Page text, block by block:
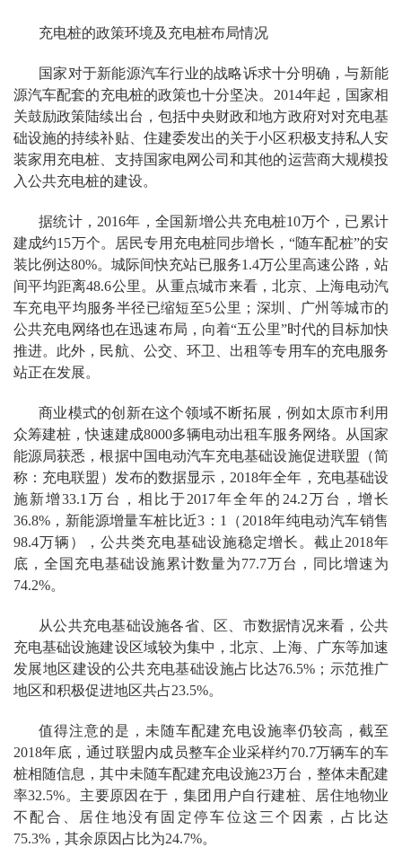
充电桩的政策环境及充电桩布局情况
国家对于新能源汽车行业的战略诉求十分明确，与新能
源汽车配套的充电桩的政策也十分坚决。2014年起，国家相
关鼓励政策陆续出台，包括中央财政和地方政府对对充电基
础设施的持续补贴、住建委发出的关于小区积极支持私人安
装家用充电桩、支持国家电网公司和其他的运营商大规模投
入公共充电桩的建设。
据统计，2016年，全国新增公共充电桩10万个，已累计
建成约15万个。居民专用充电桩同步增长，“随车配桩”的安
装比例达80%。城际间快充站已服务1.4万公里高速公路，站
间平均距离48.6公里。从重点城市来看，北京、上海电动汽
车充电平均服务半径已缩短至5公里；深圳、广州等城市的
公共充电网络也在迅速布局，向着“五公里”时代的目标加快
推进。此外，民航、公交、环卫、出租等专用车的充电服务
站正在发展。
商业模式的创新在这个领域不断拓展，例如太原市利用
众筹建桩，快速建成8000多辆电动出租车服务网络。从国家
能源局获悉，根据中国电动汽车充电基础设施促进联盟（简
称：充电联盟）发布的数据显示，2018年全年，充电基础设
施新增33.1万台，相比于2017年全年的24.2万台，增长
36.8%，新能源增量车桩比近3：1（2018年纯电动汽车销售
98.4万辆），公共类充电基础设施稳定增长。截止2018年
底，全国充电基础设施累计数量为77.7万台，同比增速为
74.2%。
从公共充电基础设施各省、区、市数据情况来看，公共
充电基础设施建设区域较为集中，北京、上海、广东等加速
发展地区建设的公共充电基础设施占比达76.5%；示范推广
地区和积极促进地区共占23.5%。
值得注意的是，未随车配建充电设施率仍较高，截至
2018年底，通过联盟内成员整车企业采样约70.7万辆车的车
桩相随信息，其中未随车配建充电设施23万台，整体未配建
率32.5%。主要原因在于，集团用户自行建桩、居住地物业
不配合、居住地没有固定停车位这三个因素，占比达
75.3%，其余原因占比为24.7%。